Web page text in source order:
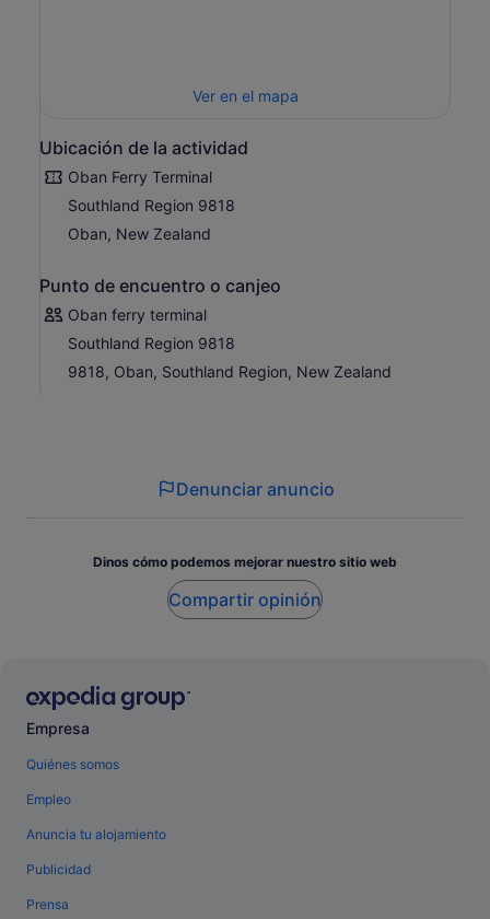
Ver en el mapa
Ubicación de la actividad
Oban Ferry Terminal
Southland Region 9818
Oban, New Zealand
Punto de encuentro o canjeo
Oban ferry terminal
Southland Region 9818
9818, Oban, Southland Region, New Zealand
Denunciar anuncio
Dinos cómo podemos mejorar nuestro sitio web
Compartir opinión
Empresa
Quiénes somos
Empleo
Anuncia tu alojamiento
Publicidad
Prensa